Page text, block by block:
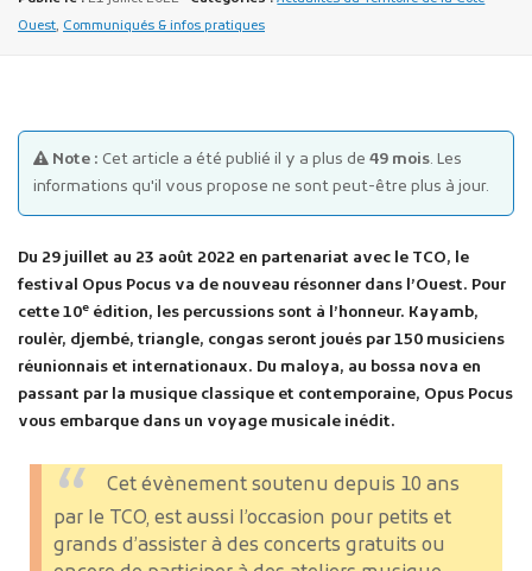
Projets financés par l'Europe
Ouest, Communiqués & infos pratiques
Note : Cet article a été publié il y a plus de 49 mois. Les
informations qu'il vous propose ne sont peut-être plus à jour.
Du 29 juillet au 23 août 2022 en partenariat avec le TCO, le
festival Opus Pocus va de nouveau résonner dans l’Ouest. Pour
cette 10e édition, les percussions sont à l’honneur. Kayamb,
roulèr, djembé, triangle, congas seront joués par 150 musiciens
réunionnais et internationaux. Du maloya, au bossa nova en
passant par la musique classique et contemporaine, Opus Pocus
vous embarque dans un voyage musicale inédit.
Cet évènement soutenu depuis 10 ans
par le TCO, est aussi l’occasion pour petits et
grands d’assister à des concerts gratuits ou